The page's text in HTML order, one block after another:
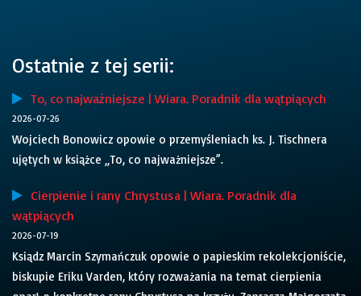
Ostatnie z tej serii:
To, co najważniejsze | Wiara. Poradnik dla wątpiących
2026-07-26
Wojciech Bonowicz opowie o przemyśleniach ks. J. Tischnera
ujętych w książce „To, co najważniejsze”.
Cierpienie i rany Chrystusa | Wiara. Poradnik dla
wątpiących
2026-07-19
Ksiądz Marcin Szymańczuk opowie o papieskim rekolekcjoniście,
biskupie Eriku Varden, który rozważania na temat cierpienia